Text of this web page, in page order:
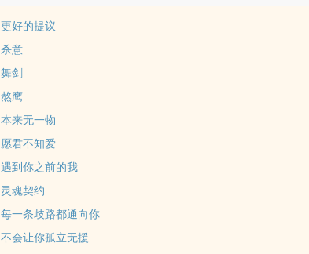
更好的提议
杀意
舞剑
熬鹰
本来无一物
愿君不知爱
遇到你之前的我
灵魂契约
每一条歧路都通向你
不会让你孤立无援